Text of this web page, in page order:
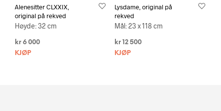
Alenesitter CLXXIX,
original på rekved
Høyde: 32 cm
kr 6 000
KJØP
Lysdame, original på
rekved
Mål: 23 x 118 cm
kr12 500
KJØP